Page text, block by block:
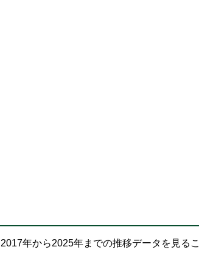
年から2025年までの推移データを見るこ